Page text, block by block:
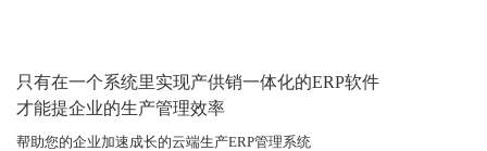
只有在一个系统里实现产供销一体化的ERP软件
才能提企业的生产管理效率
帮助您的企业加速成长的云端生产ERP管理系统